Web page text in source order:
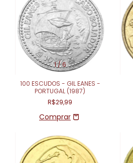
1/6
100 ESCUDOS - GIL EANES -
PORTUGAL (1987)
R$29,99